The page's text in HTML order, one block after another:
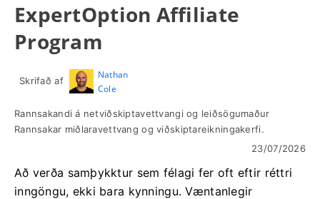
ExpertOption Affiliate
Program
Skrifað af
Nathan
Cole
Rannsakandi á netviðskiptavettvangi og leiðsögumaður
Rannsakar miðlaravettvang og viðskiptareikningakerfi.
23/07/2026
Að verða samþykktur sem félagi fer oft eftir réttri
inngöngu, ekki bara kynningu. Væntanlegir